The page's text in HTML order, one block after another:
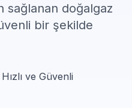
sağlanan doğalgaz
bir şekilde
Hızlı ve Güvenli